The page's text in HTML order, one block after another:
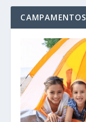
CAMPAMENTOS